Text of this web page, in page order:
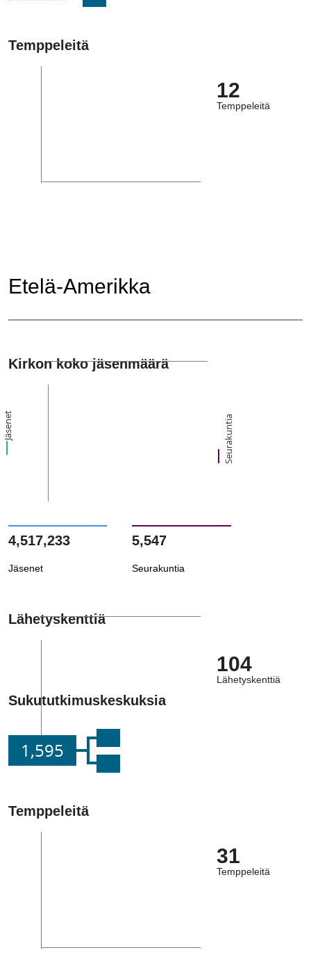
Temppeleitä
12
Temppeleitä
Etelä-Amerikka
Kirkon koko jäsenmäärä
Jäsenet Seurakuntia
4,517,233
Jäsenet
5,547
Seurakuntia
Lähetyskenttiä
104
Lähetyskenttiä
Sukututkimuskeskuksia
1,595
Temppeleitä
31
Temppeleitä